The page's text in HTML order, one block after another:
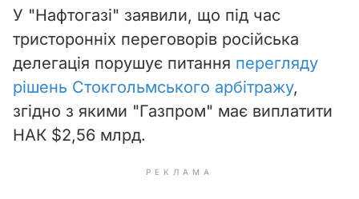
У "Нафтогазі" заявили, що під час
тристоронніх переговорів російська
делегація порушує питання перегляду
рішень Стокгольмського арбітражу,
згідно з якими "Газпром" має виплатити
НАК $2,56 млрд.
РЕКЛАМА